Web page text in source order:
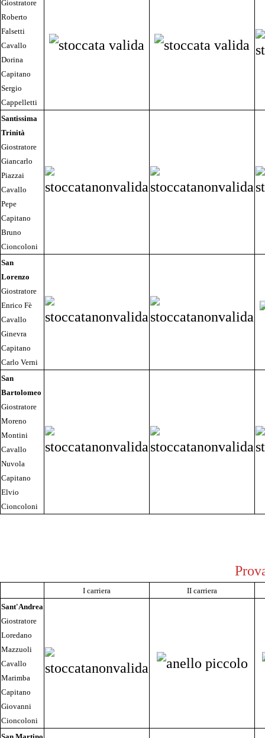
Giostratore
Roberto
Falsetti
Cavallo
Dorina
Capitano
Sergio
Cappelletti
Santissima
Trinità
Giostratore
Giancarlo
Piazzai
Cavallo
Pepe
Capitano
Bruno
Cioncoloni
San
Lorenzo
Giostratore
Enrico Fè
Cavallo
Ginevra
Capitano
Carlo Verni
San
Bartolomeo
Giostratore
Moreno
Montini
Cavallo
Nuvola
Capitano
Elvio
Cioncoloni
I carriera
II carriera
Sant'Andrea
Giostratore
Loredano
Mazzuoli
Cavallo
Marimba
Capitano
Giovanni
Cioncoloni